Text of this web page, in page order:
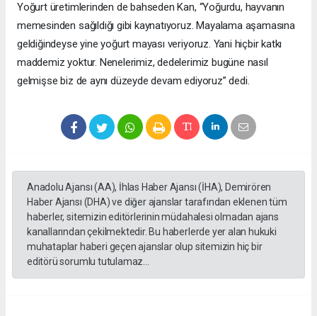
Yoğurt üretimlerinden de bahseden Kan, “Yoğurdu, hayvanın
memesinden sağıldığı gibi kaynatıyoruz. Mayalama aşamasına
geldiğindeyse yine yoğurt mayası veriyoruz. Yani hiçbir katkı
maddemiz yoktur. Nenelerimiz, dedelerimiz bugüne nasıl
gelmişse biz de aynı düzeyde devam ediyoruz” dedi.
Anadolu Ajansı (AA), İhlas Haber Ajansı (İHA), Demirören
Haber Ajansı (DHA) ve diğer ajanslar tarafından eklenen tüm
haberler, sitemizin editörlerinin müdahalesi olmadan ajans
kanallarından çekilmektedir. Bu haberlerde yer alan hukuki
muhataplar haberi geçen ajanslar olup sitemizin hiç bir
editörü sorumlu tutulamaz...